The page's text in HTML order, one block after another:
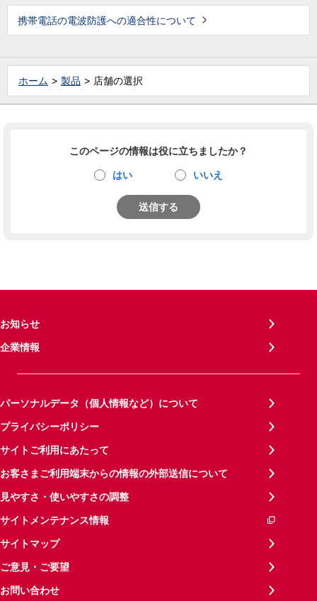
携帯電話の電波防護への適合性について
ホーム 製品 店舗の選択
このページの情報は役に立ちましたか？
はい いいえ
送信する
お知らせ
企業情報
パーソナルデータ（個人情報など）について
プライバシーポリシー
サイトご利用にあたって
お客さまご利用端末からの情報の外部送信について
見やすさ・使いやすさの調整
サイトメンテナンス情報
サイトマップ
ご意見・ご要望
お問い合わせ